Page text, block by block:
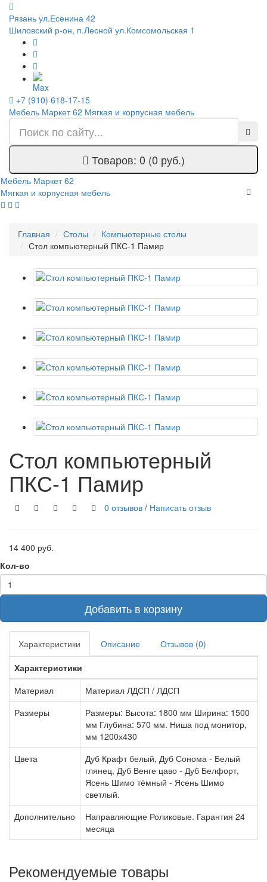
Рязань ул.Есенина 42
Шиловский р-он, п.Лесной ул.Комсомольская 1
+7 (910) 618-17-15
Мебель Маркет 62 Мягкая и корпусная мебель
Товаров: 0 (0 руб.)
Мебель Маркет 62
Мягкая и корпусная мебель
Главная Столы
Компьютерные столы
Стол компьютерный ПКС-1 Памир
Стол компьютерный
ПКС-1 Памир
0 отзывов / Написать отзыв
14 400 руб.
Кол-во
Добавить в корзину
Характеристики Описание
Отзывов (0)
Характеристики
Материал
Материал ЛДСП / ЛДСП
Размеры
Размеры: Высота: 1800 мм Ширина: 1500
мм Глубина: 570 мм. Ниша под монитор,
мм 1200х430
Цвета
Дуб Крафт белый, Дуб Сонома - Белый
глянец, Дуб Венге цаво - Дуб Белфорт,
Ясень Шимо тёмный - Ясень Шимо
светлый.
Дополнительно
Направляющие Роликовые. Гарантия 24
месяца
Рекомендуемые товары